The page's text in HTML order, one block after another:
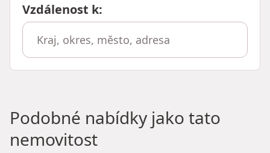
Vzdálenost k:
Podobné nabídky jako tato
nemovitost